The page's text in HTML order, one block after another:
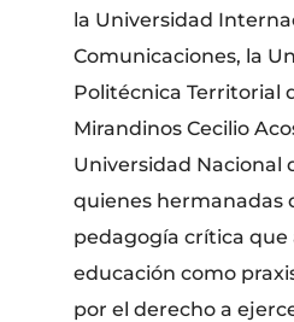
la Universidad
Comunicaciones, la
Politécnica Territorial
Mirandinos Cecilio
Universidad Nacional
quienes hermanadas
pedagogía crítica que
educación como
por el derecho a